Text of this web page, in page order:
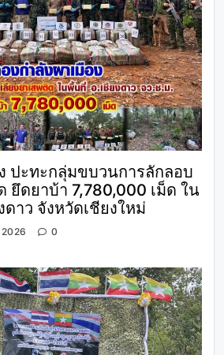
ปะทะกลุ่มขบวนการลักลอบ
ยึดยาบ้า 7,780,000 เม็ด ใน
าว จังหวัดเชียงใหม่
0